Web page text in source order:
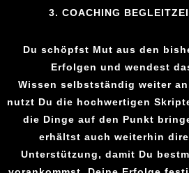
3. COACHING
Du schöpfst Mut aus den
Erfolgen und wendest
Wissen selbstständig weiter
nutzt Du die hochwertigen
die Dinge auf den Punkt
erhältst auch weiterhin
Unterstützung, damit Du